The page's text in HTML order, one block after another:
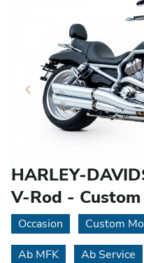
HARLEY-
V-Rod -
Occasion Custom
Ab MFK
Ab Service